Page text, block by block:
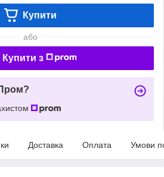
Купити
або
Купити з
Доставка Оплата Умови